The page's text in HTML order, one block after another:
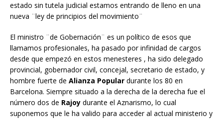
estado sin tutela judicial estamos entrando de lleno en una
nueva ¨ley de principios del movimiento¨
El ministro ¨de Gobernación¨ es un político de esos que
llamamos profesionales, ha pasado por infinidad de cargos
desde que empezó en estos menesteres , ha sido delegado
provincial, gobernador civil, concejal, secretario de estado, y
hombre fuerte de Alianza Popular durante los 80 en
Barcelona. Siempre situado a la derecha de la derecha fue el
número dos de Rajoy durante el Aznarismo, lo cual
suponemos que le ha valido para acceder al actual ministerio y